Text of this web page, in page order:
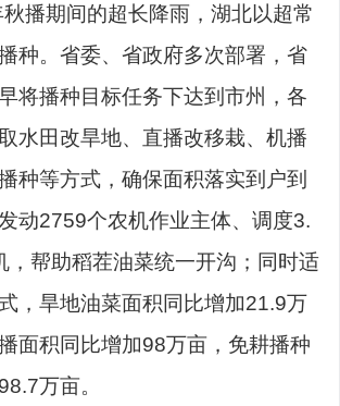
秋播期间的超长降雨，湖北以超常
种。省委、省政府多次部署，省
将播种目标任务下达到市州，各
水田改旱地、直播改移栽、机播
种等方式，确保面积落实到户到
动2759个农机作业主体、调度3.
，帮助稻茬油菜统一开沟；同时适
，旱地油菜面积同比增加21.9万
面积同比增加98万亩，免耕播种
万亩。